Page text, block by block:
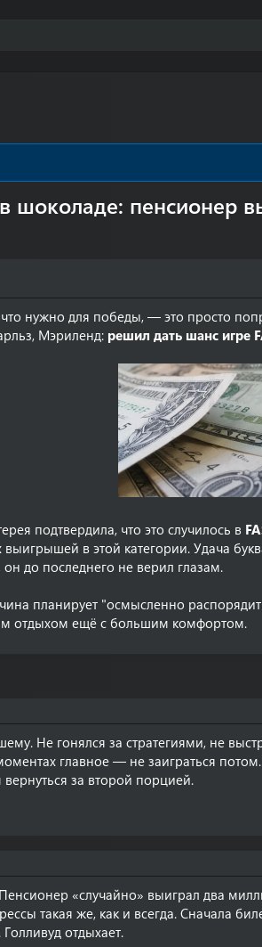
шоколаде: пенсионер
нужно для победы, — это просто
Мэриленд: решил дать шанс игре
подтвердила, что это случилось в
в этой категории. Удача
он до последнего не верил глазам.
планирует "осмысленно
отдыхом ещё с большим комфортом.
Не гонялся за стратегиями, не
главное — не заиграться
за второй порцией.
«случайно» выиграл два
такая же, как и всегда. Сначала
отдыхает.